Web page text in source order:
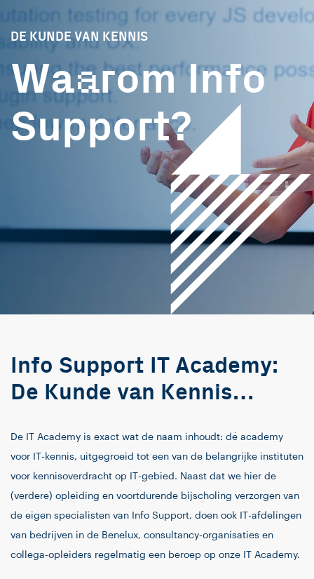
DE KUNDE VAN KENNIS
Waarom Info
Support?
Info Support IT Academy:
De Kunde van Kennis…
De IT Academy is exact wat de naam inhoudt: dé academy
voor IT-kennis, uitgegroeid tot een van de belangrijke instituten
voor kennisoverdracht op IT-gebied. Naast dat we hier de
(verdere) opleiding en voortdurende bijscholing verzorgen van
de eigen specialisten van Info Support, doen ook IT-afdelingen
van bedrijven in de Benelux, consultancy-organisaties en
collega-opleiders regelmatig een beroep op onze IT Academy.